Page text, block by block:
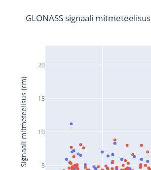
5
10
15
20
GLONASS signaali mitmeteelisus
Signaali mitmeteelisus (cm)